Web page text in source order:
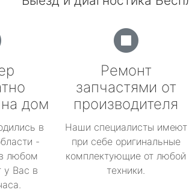
дом
в
-
любом
у Вас в
Ремонт
запчастями от
производителя
Наши специалисты имеют
при себе оригинальные
комплектующие от любой
техники.